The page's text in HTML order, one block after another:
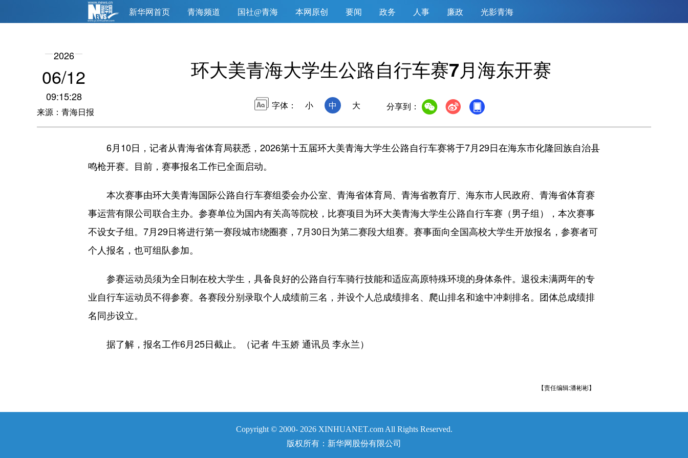
新华网首页 青海频道 国社@青海 本网原创 要闻 政务 人事 廉政 光影青海
2026
06/12
09:15:28
来源：青海日报
环大美青海大学生公路自行车赛7月海东开赛
字体： 小 中 大 分享到：
6月10日，记者从青海省体育局获悉，2026第十五届环大美青海大学生公路自行车赛将于7月29日在海东市化隆回族自治县
鸣枪开赛。目前，赛事报名工作已全面启动。
本次赛事由环大美青海国际公路自行车赛组委会办公室、青海省体育局、青海省教育厅、海东市人民政府、青海省体育赛
事运营有限公司联合主办。参赛单位为国内有关高等院校，比赛项目为环大美青海大学生公路自行车赛（男子组），本次赛事
不设女子组。7月29日将进行第一赛段城市绕圈赛，7月30日为第二赛段大组赛。赛事面向全国高校大学生开放报名，参赛者可
个人报名，也可组队参加。
参赛运动员须为全日制在校大学生，具备良好的公路自行车骑行技能和适应高原特殊环境的身体条件。退役未满两年的专
业自行车运动员不得参赛。各赛段分别录取个人成绩前三名，并设个人总成绩排名、爬山排名和途中冲刺排名。团体总成绩排
名同步设立。
据了解，报名工作6月25日截止。（记者 牛玉娇 通讯员 李永兰）
【责任编辑:潘彬彬】
Copyright © 2000- 2026 XINHUANET.com All Rights Reserved.
版权所有：新华网股份有限公司